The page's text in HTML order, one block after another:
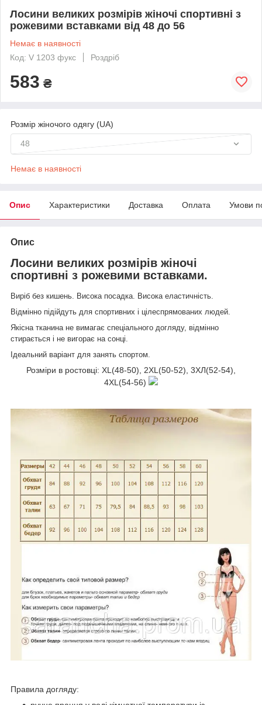
Лосини великих розмірів жіночі спортивні з
рожевими вставками від 48 до 56
Немає в наявності
Код: V 1203 фукс
Роздріб
583 ₴
Розмір жіночого одягу (UA)
48
Немає в наявності
Опис Характеристики Доставка Оплата Умови
Опис
Лосини великих розмірів жіночі
спортивні з рожевими вставками.
Виріб без кишень. Висока посадка. Висока еластичність.
Відмінно підійдуть для спортивних і цілеспрямованих людей.
Якісна тканина не вимагає спеціального догляду, відмінно
стирається і не вигорає на сонці.
Ідеальний варіант для занять спортом.
Розміри в ростовці: XL(48-50), 2XL(50-52), 3ХЛ(52-54),
4XL(54-56)
Правила догляду: